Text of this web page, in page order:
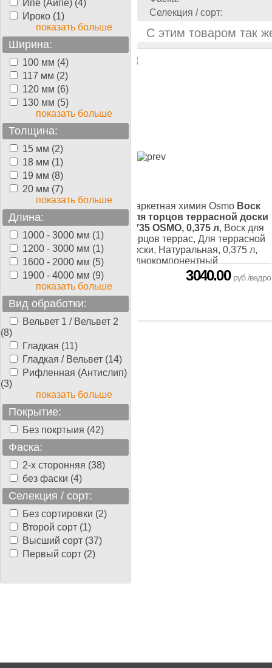
Ипе (Айпе) (4)
Ироко (1)
показать больше
Ширина:
100 мм (4)
117 мм (2)
120 мм (6)
130 мм (5)
показать больше
Толщина:
15 мм (2)
18 мм (1)
19 мм (8)
20 мм (7)
показать больше
Длина:
1000 - 3000 мм (1)
1200 - 3000 мм (1)
1600 - 2000 мм (5)
1900 - 4000 мм (9)
показать больше
Вид обработки:
Вельвет 1 / Вельвет 2
(8)
Гладкая (11)
Гладкая / Вельвет (14)
Рифленная (Антислип)
(3)
показать больше
Покрытие:
Без покртыия (42)
Фаска:
2-х сторонняя (38)
без фаски (4)
Селекция / сорт:
Без сортировки (2)
Второй сорт (1)
Высший сорт (37)
Первый сорт (2)
Селекция / сорт:
С этим товаром так
химия OsmoМасло
террас Тик 007, 2,5
для террас и яхт, Для
доски, Натуральная,
10165.00руб./
ведро
Паркетная химия Osmo Воск
для торцов террасной доски
5735 OSMO, 0,375 л, Воск для
торцов террас, Для террасной
доски, Натуральная, 0,375 л,
Однокомпонентный
3040.00 руб./ведро